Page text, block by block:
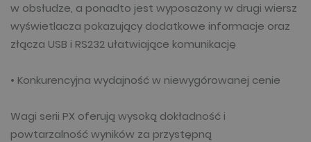
w obsłudze, a ponadto jest wyposażony w drugi wiersz
wyświetlacza pokazujący dodatkowe informacje oraz
złącza USB i RS232 ułatwiające komunikację
• Konkurencyjna wydajność w niewygórowanej cenie
Wagi serii PX oferują wysoką dokładność i
powtarzalność wyników za przystępną